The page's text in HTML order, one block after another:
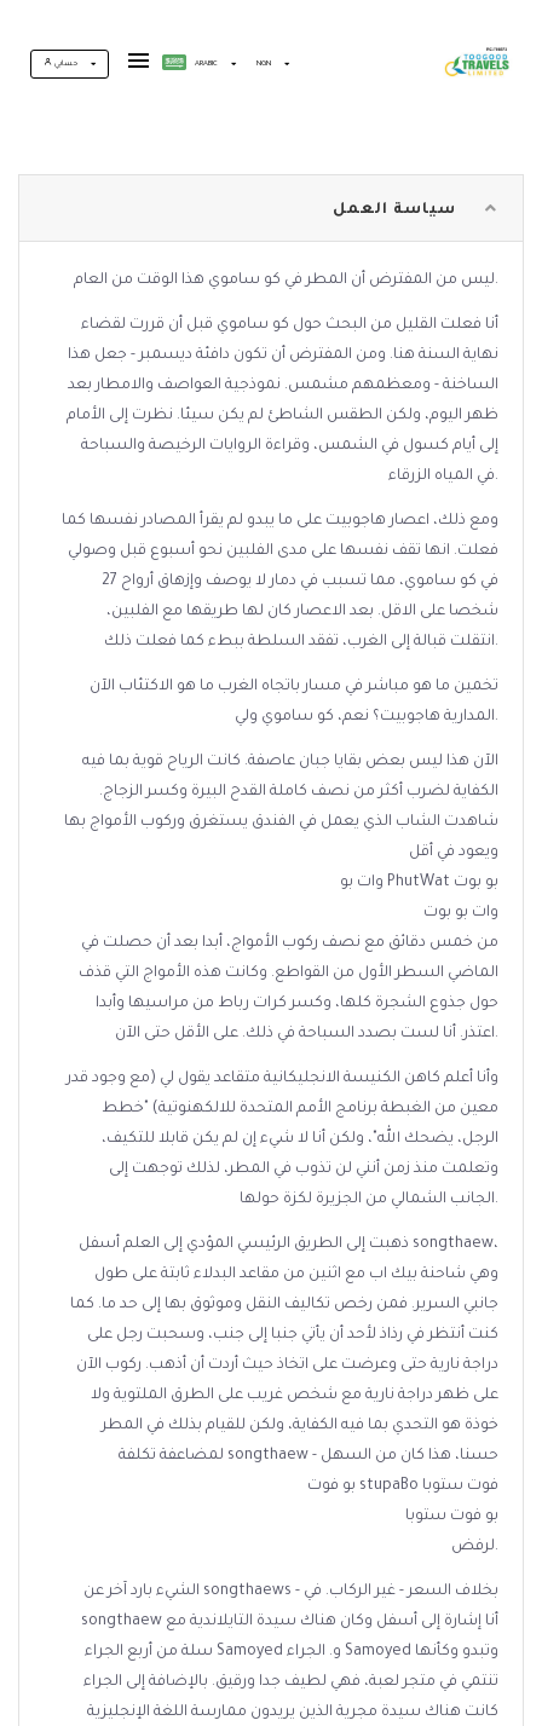
NGN
ARABIC حسابي
سياسة العمل
ليس من المفترض أن المطر في كو ساموي هذا الوقت من العام.
أنا فعلت القليل من البحث حول كو ساموي قبل أن قررت لقضاء
نهاية السنة هنا. ومن المفترض أن تكون دافئة ديسمبر - جعل هذا
الساخنة - ومعظمهم مشمس. نموذجية العواصف والامطار بعد
ظهر اليوم، ولكن الطقس الشاطئ لم يكن سيئا. نظرت إلى الأمام
إلى أيام كسول في الشمس، وقراءة الروايات الرخيصة والسباحة
في المياه الزرقاء.
ومع ذلك، اعصار هاجوبيت على ما يبدو لم يقرأ المصادر نفسها كما
فعلت. انها تقف نفسها على مدى الفلبين نحو أسبوع قبل وصولي
في كو ساموي، مما تسبب في دمار لا يوصف وإزهاق أرواح 27
شخصا على الاقل. بعد الاعصار كان لها طريقها مع الفلبين،
انتقلت قبالة إلى الغرب، تفقد السلطة ببطء كما فعلت ذلك.
تخمين ما هو مباشر في مسار باتجاه الغرب ما هو الاكتئاب الآن
المدارية هاجوبيت؟ نعم، كو ساموي ولي.
الآن هذا ليس بعض بقايا جبان عاصفة. كانت الرياح قوية بما فيه
الكفاية لضرب أكثر من نصف كاملة القدح البيرة وكسر الزجاج.
شاهدت الشاب الذي يعمل في الفندق يستغرق وركوب الأمواج بها
ويعود في أقل
وات بو PhutWat بو بوت
وات بو بوت
من خمس دقائق مع نصف ركوب الأمواج، أبدا بعد أن حصلت في
الماضي السطر الأول من القواطع. وكانت هذه الأمواج التي قذف
حول جذوع الشجرة كلها، وكسر كرات رباط من مراسيها وأبدا
اعتذر. أنا لست بصدد السباحة في ذلك. على الأقل حتى الآن.
وأنا أعلم كاهن الكنيسة الانجليكانية متقاعد يقول لي (مع وجود قدر
معين من الغبطة برنامج الأمم المتحدة للالكهنوتية) "خطط
الرجل، يضحك الله"، ولكن أنا لا شيء إن لم يكن قابلا للتكيف،
وتعلمت منذ زمن أنني لن تذوب في المطر، لذلك توجهت إلى
الجانب الشمالي من الجزيرة لكزة حولها.
ذهبت إلى الطريق الرئيسي المؤدي إلى العلم أسفل songthaew،
وهي شاحنة بيك اب مع اثنين من مقاعد البدلاء ثابتة على طول
جانبي السرير. فمن رخص تكاليف النقل وموثوق بها إلى حد ما. كما
كنت أنتظر في رذاذ لأحد أن يأتي جنبا إلى جنب، وسحبت رجل على
دراجة نارية حتى وعرضت على اتخاذ حيث أردت أن أذهب. ركوب الآن
على ظهر دراجة نارية مع شخص غريب على الطرق الملتوية ولا
خوذة هو التحدي بما فيه الكفاية، ولكن للقيام بذلك في المطر
لمضاعفة تكلفة songthaew - حسنا، هذا كان من السهل
بو فوت stupaBo فوت ستوبا
بو فوت ستوبا
لرفض.
الشيء بارد آخر عن songthaews - بخلاف السعر - غير الركاب. في
songthaew أنا إشارة إلى أسفل وكان هناك سيدة التايلاندية مع
سلة من أربع الجراء Samoyed و. الجراء Samoyed وتبدو وكأنها
تنتمي في متجر لعبة، فهي لطيف جدا ورقيق. بالإضافة إلى الجراء
كانت هناك سيدة مجرية الذين يريدون ممارسة اللغة الإنجليزية